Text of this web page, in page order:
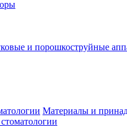
и порошкоструйные
Материалы и